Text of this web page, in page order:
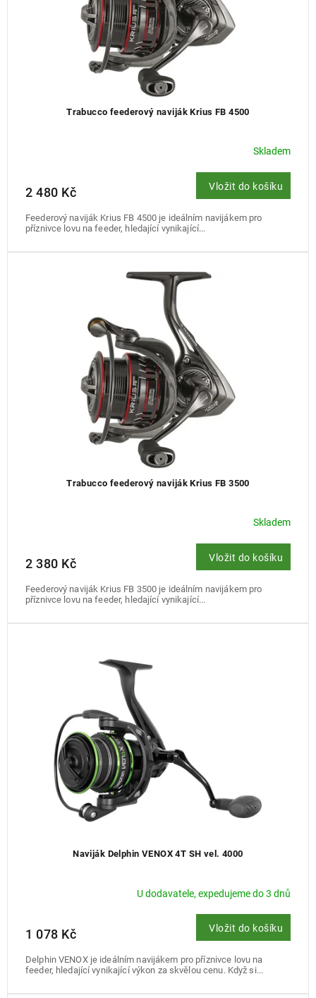
Trabucco feederový naviják Krius FB 4500
Skladem
2 480 Kč Vložit do košíku
Feederový naviják Krius FB 4500 je ideálním navijákem pro
příznivce lovu na feeder, hledající vynikající...
Trabucco feederový naviják Krius FB 3500
Skladem
2 380 Kč Vložit do košíku
Feederový naviják Krius FB 3500 je ideálním navijákem pro
příznivce lovu na feeder, hledající vynikající...
Naviják Delphin VENOX 4T SH vel. 4000
U dodavatele, expedujeme do 3 dnů
1 078 Kč Vložit do košíku
Delphin VENOX je ideálním navijákem pro příznivce lovu na
feeder, hledající vynikající výkon za skvělou cenu. Když si...